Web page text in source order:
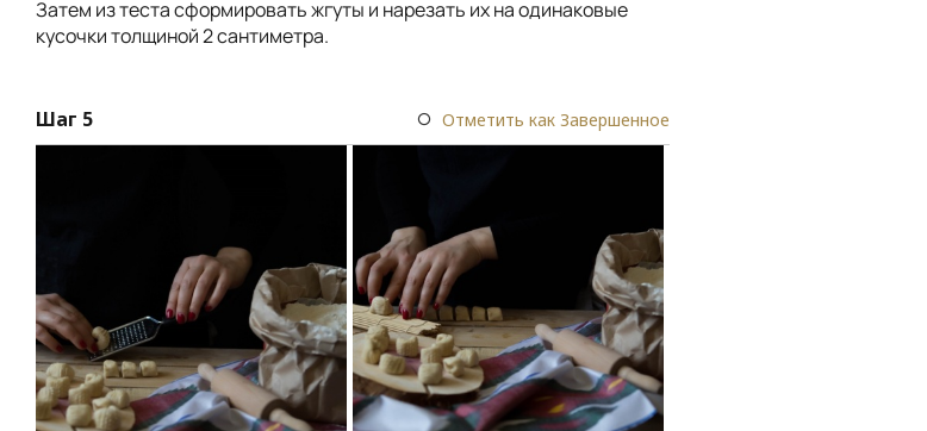
Затем из теста сформировать жгуты и нарезать их на одинаковые
кусочки толщиной 2 сантиметра.
Шаг 5 Отметить как Завершенное